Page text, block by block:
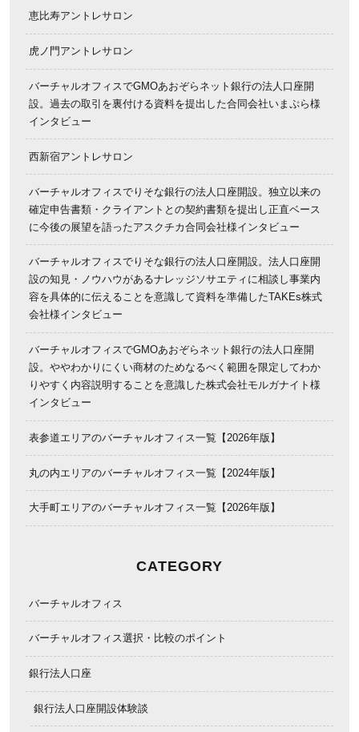
恵比寿アントレサロン
虎ノ門アントレサロン
バーチャルオフィスでGMOあおぞらネット銀行の法人口座開
設。過去の取引を裏付ける資料を提出した合同会社いまぷら様
インタビュー
西新宿アントレサロン
バーチャルオフィスでりそな銀行の法人口座開設。独立以来の
確定申告書類・クライアントとの契約書類を提出し正直ベース
に今後の展望を語ったアスクチカ合同会社様インタビュー
バーチャルオフィスでりそな銀行の法人口座開設。法人口座開
設の知見・ノウハウがあるナレッジソサエティに相談し事業内
容を具体的に伝えることを意識して資料を準備したTAKEs株式
会社様インタビュー
バーチャルオフィスでGMOあおぞらネット銀行の法人口座開
設。ややわかりにくい商材のためなるべく範囲を限定してわか
りやすく内容説明することを意識した株式会社モルガナイト様
インタビュー
表参道エリアのバーチャルオフィス一覧【2026年版】
丸の内エリアのバーチャルオフィス一覧【2024年版】
大手町エリアのバーチャルオフィス一覧【2026年版】
CATEGORY
バーチャルオフィス
バーチャルオフィス選択・比較のポイント
銀行法人口座
銀行法人口座開設体験談